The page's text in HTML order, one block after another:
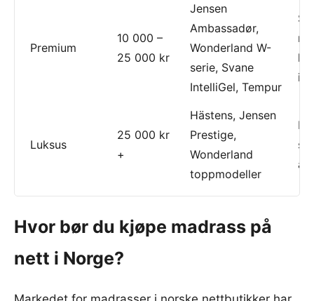
Premium
10 000 –
25 000 kr
Jensen
Ambassadør,
Wonderland W-
serie, Svane
IntelliGel, Tempur
Luksus
25 000 kr
+
Hästens, Jensen
Prestige,
Wonderland
toppmodeller
Hvor bør du kjøpe madrass på
nett i Norge?